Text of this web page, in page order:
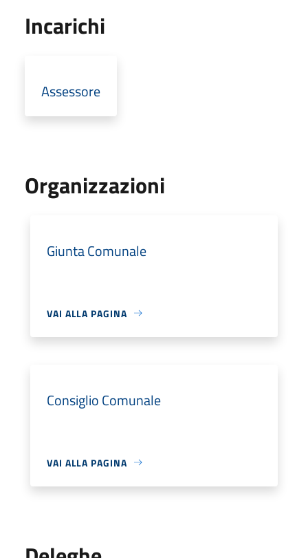
Incarichi
Assessore
Organizzazioni
Giunta Comunale
VAI ALLA PAGINA
Consiglio Comunale
VAI ALLA PAGINA